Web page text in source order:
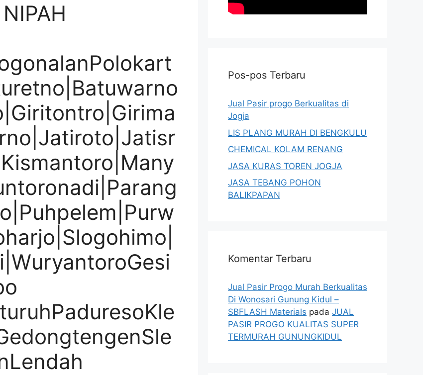
Pos-pos Terbaru
Jual Pasir progo Berkualitas di
Jogja
LIS PLANG MURAH DI BENGKULU
CHEMICAL KOLAM RENANG
JASA KURAS TOREN JOGJA
JASA TEBANG POHON
BALIKPAPAN
Komentar Terbaru
Jual Pasir Progo Murah Berkualitas
Di Wonosari Gunung Kidul –
SBFLASH Materials pada JUAL
PASIR PROGO KUALITAS SUPER
TERMURAH GUNUNGKIDUL